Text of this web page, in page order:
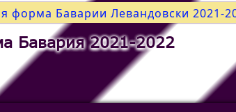
форма Баварии Левандовски 2021-
Бавария 2021-2022